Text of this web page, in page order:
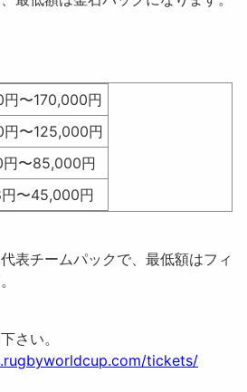
〜170,000円
〜125,000円
〜85,000円
〜45,000円
表チームパックで、最低額はフィ
さい。
tickets/